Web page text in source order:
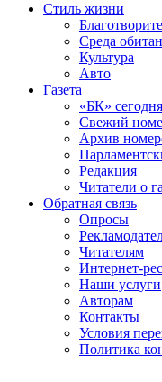
Стиль жизни
Среда
Культура
Авто
Газета
«БК» сегодня
Свежий
Архив
Редакция
Читатели о
Обратная связь
Опросы
Читателям
Интернет-
Наши услуги
Авторам
Контакты
Условия
Политика